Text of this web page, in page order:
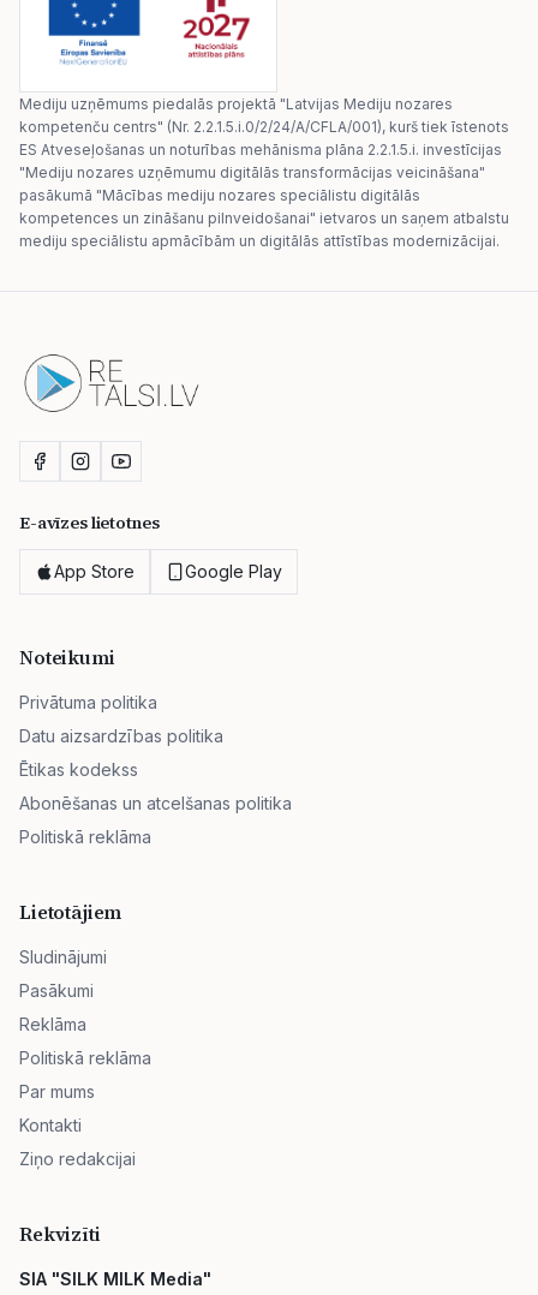
Mediju uzņēmums piedalās projektā "Latvijas Mediju nozares
kompetenču centrs" (Nr. 2.2.1.5.i.0/2/24/A/CFLA/001), kurš tiek īstenots
ES Atveseļošanas un noturības mehānisma plāna 2.2.1.5.i. investīcijas
"Mediju nozares uzņēmumu digitālās transformācijas veicināšana"
pasākumā "Mācības mediju nozares speciālistu digitālās
kompetences un zināšanu pilnveidošanai" ietvaros un saņem atbalstu
mediju speciālistu apmācībām un digitālās attīstības modernizācijai.
E-avīzes lietotnes
App Store Google Play
Noteikumi
Privātuma politika
Datu aizsardzības politika
Ētikas kodekss
Abonēšanas un atcelšanas politika
Politiskā reklāma
Lietotājiem
Sludinājumi
Pasākumi
Reklāma
Politiskā reklāma
Par mums
Kontakti
Ziņo redakcijai
Rekvizīti
SIA "SILK MILK Media"